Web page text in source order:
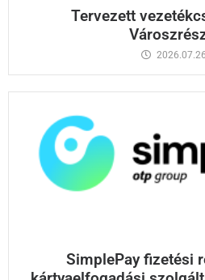
Tervezett
2026.07.26.
SimplePay fizetési